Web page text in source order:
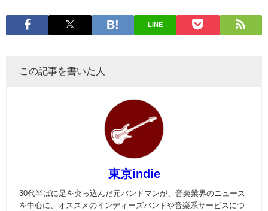
LINE
この記事を書いた人
東京indie
30代半ばに足を突っ込んだ元バンドマンが、音楽業界のニュース
を中心に、オススメのインディーズバンドや音楽系サービスにつ